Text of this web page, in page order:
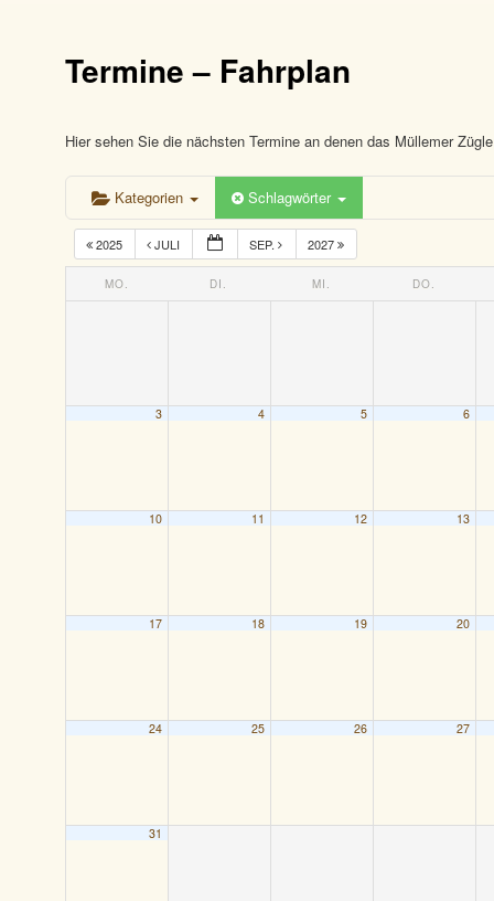
Termine – Fahrplan
Hier sehen Sie die nächsten Termine an denen das Müllemer
Kategorien Schlagwörter
2025 JULI SEP. 2027
MO. DI. MI. DO.
3 4 5 6
10 11 12 13
17 18 19 20
24 25 26 27
31